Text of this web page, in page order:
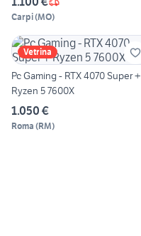
Carpi(MO)
Vetrina
Pc Gaming - RTX 4070 Super +
Ryzen 5 7600X
1.050 €
Roma (RM)